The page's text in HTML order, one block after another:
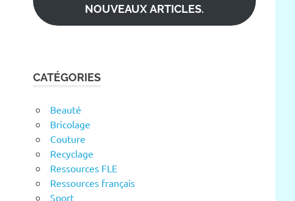
NOUVEAUX ARTICLES.
CATÉGORIES
Beauté
Bricolage
Couture
Recyclage
Ressources FLE
Ressources français
Sport